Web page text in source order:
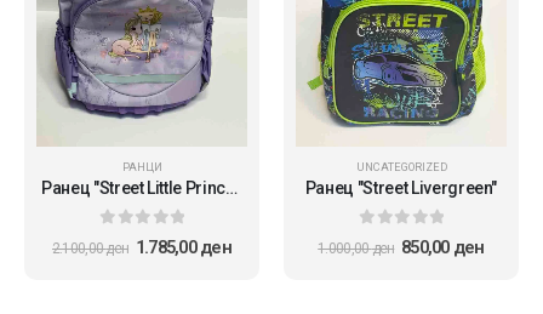
РАНЦИ
Ранец "Street Little Princess"
out of 5
2.100,00ден 1.785,00ден
UNCATEGORIZED
Ранец "Street Livergreen"
out of 5
1.000,00ден 850,00 ден